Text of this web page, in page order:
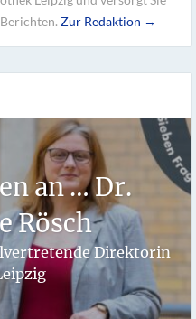
Zur Redaktion →
an … Dr.
Rösch
Direktorin